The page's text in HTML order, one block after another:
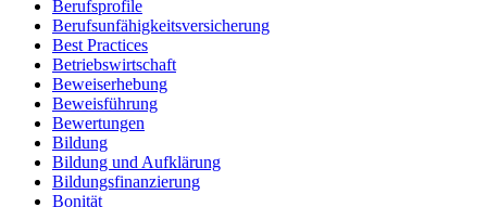
Berufsprofile
Berufsunfähigkeitsversicherung
Best Practices
Betriebswirtschaft
Beweiserhebung
Beweisführung
Bewertungen
Bildung
Bildung und Aufklärung
Bildungsfinanzierung
Bonität